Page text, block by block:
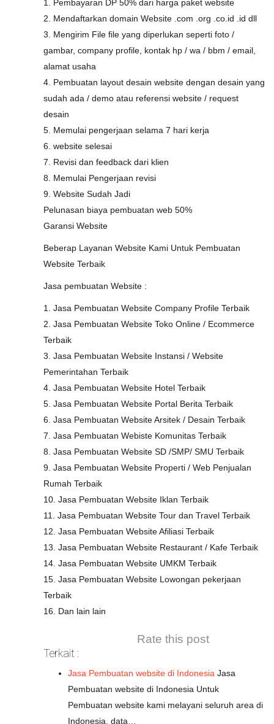
1. Pembayaran DP 50% dari harga paket website
2. Mendaftarkan domain Website .com .org .co.id .id dll
3. Mengirim File file yang diperlukan seperti foto /
gambar, company profile, kontak hp / wa / bbm / email,
alamat usaha
4. Pembuatan layout desain website dengan desain yang
sudah ada / demo atau referensi website / request
desain
5. Memulai pengerjaan selama 7 hari kerja
6. website selesai
7. Revisi dan feedback dari klien
8. Memulai Pengerjaan revisi
9. Website Sudah Jadi
Pelunasan biaya pembuatan web 50%
Garansi Website
Beberap Layanan Website Kami Untuk Pembuatan
Website Terbaik
Jasa pembuatan Website :
1. Jasa Pembuatan Website Company Profile Terbaik
2. Jasa Pembuatan Website Toko Online / Ecommerce
Terbaik
3. Jasa Pembuatan Website Instansi / Website
Pemerintahan Terbaik
4. Jasa Pembuatan Website Hotel Terbaik
5. Jasa Pembuatan Website Portal Berita Terbaik
6. Jasa Pembuatan Website Arsitek / Desain Terbaik
7. Jasa Pembuatan Webiste Komunitas Terbaik
8. Jasa Pembuatan Website SD /SMP/ SMU Terbaik
9. Jasa Pembuatan Website Properti / Web Penjualan
Rumah Terbaik
10. Jasa Pembuatan Website Iklan Terbaik
11. Jasa Pembuatan Website Tour dan Travel Terbaik
12. Jasa Pembuatan Website Afiliasi Terbaik
13. Jasa Pembuatan Website Restaurant / Kafe Terbaik
14. Jasa Pembuatan Website UMKM Terbaik
15. Jasa Pembuatan Website Lowongan pekerjaan
Terbaik
16. Dan lain lain
Rate this post
Terkait :
Jasa Pembuatan website di Indonesia Jasa
Pembuatan website di Indonesia Untuk
Pembuatan website kami melayani seluruh area di
Indonesia, data…